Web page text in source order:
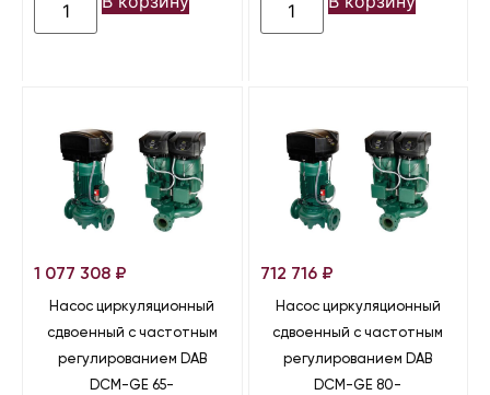
1 077 308 ₽
Насос циркуляционный
сдвоенный с частотным
регулированием DAB
DCM-GE 65-
712 716 ₽
Насос циркуляционный
сдвоенный с частотным
регулированием DAB
DCM-GE 80-